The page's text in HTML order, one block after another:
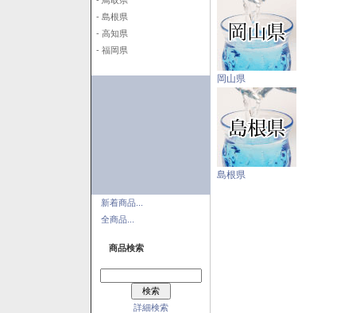
- 島根県
- 高知県
- 福岡県
新着商品...
全商品...
商品検索
詳細検索
岡山県
島根県